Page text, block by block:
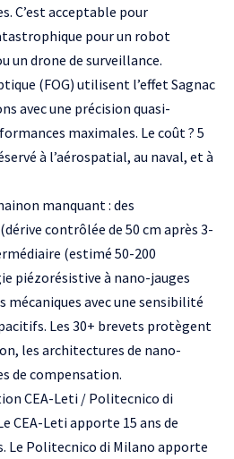
C’est acceptable pour
pour un robot
un drone de surveillance.
(FOG) utilisent l’effet Sagnac
avec une précision quasi-
maximales. Le coût ? 5
à l’aérospatial, au naval, et à
manquant : des
contrôlée de 50 cm après 3-
(estimé 50-200
piézorésistive à nano-jauges
avec une sensibilité
Les 30+ brevets protègent
les architectures de nano-
de compensation.
CEA-Leti / Politecnico di
CEA-Leti apporte 15 ans de
Le Politecnico di Milano apporte